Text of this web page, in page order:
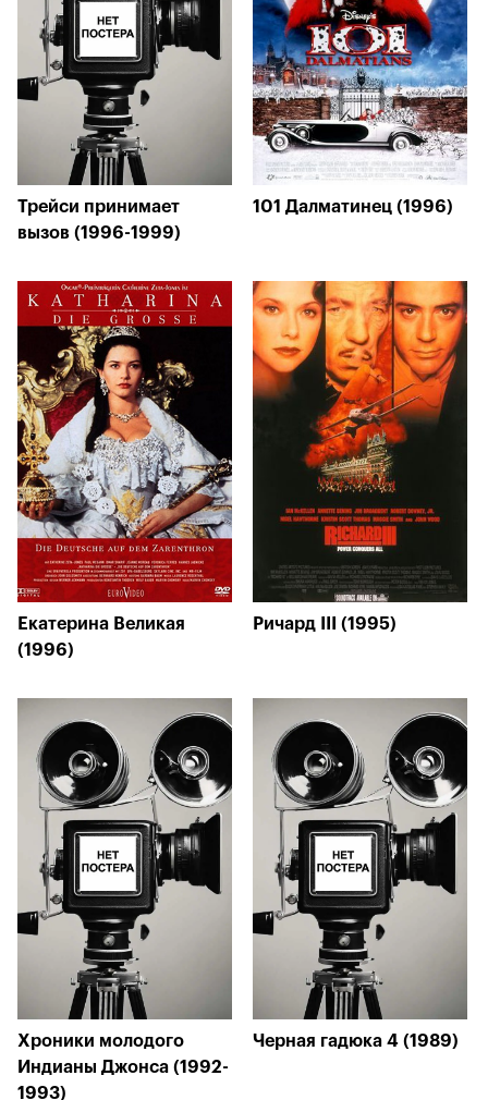
Трейси принимает
вызов (1996-1999)
101 Далматинец (1996)
Екатерина Великая
(1996)
Ричард III (1995)
Хроники молодого
Индианы Джонса (1992-
1993)
Черная гадюка 4 (1989)